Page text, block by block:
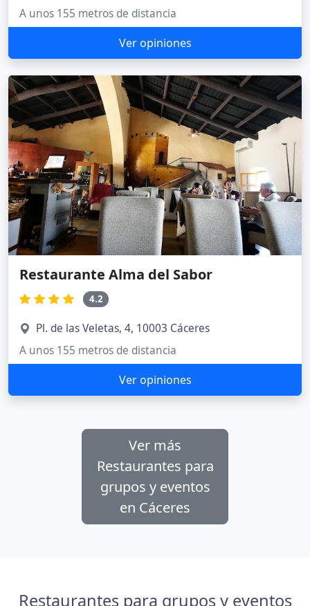
A unos 155 metros de distancia
Ver opiniones
Restaurante Alma del Sabor
4.2
Pl. de las Veletas, 4, 10003 Cáceres
A unos 155 metros de distancia
Ver opiniones
Ver más
Restaurantes para
grupos y eventos
en Cáceres
Restaurantes para grupos y eventos